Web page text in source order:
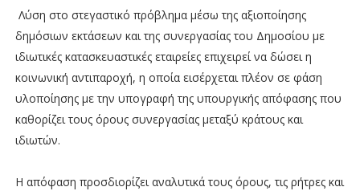
Λύση στο στεγαστικό πρόβλημα μέσω της αξιοποίησης
δημόσιων εκτάσεων και της συνεργασίας του Δημοσίου με
ιδιωτικές κατασκευαστικές εταιρείες επιχειρεί να δώσει η
κοινωνική αντιπαροχή, η οποία εισέρχεται πλέον σε φάση
υλοποίησης με την υπογραφή της υπουργικής απόφασης που
καθορίζει τους όρους συνεργασίας μεταξύ κράτους και
ιδιωτών.
Η απόφαση προσδιορίζει αναλυτικά τους όρους, τις ρήτρες και